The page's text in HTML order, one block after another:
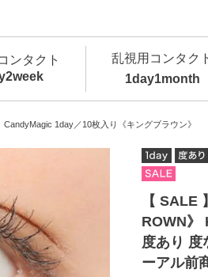
CandyMagic 1day／10枚入り《キングブラウン》
【
ROWN》
度あり 度
ーアル前
ンタクト
2week
乱視用コンタク
1day1month